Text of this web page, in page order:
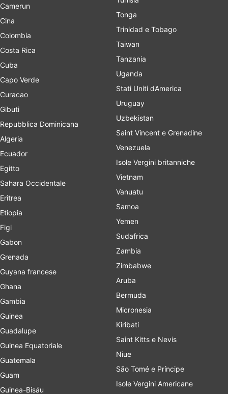
Camerun
Cina
Colombia
Costa Rica
Cuba
Capo Verde
Curacao
Gibuti
Repubblica Dominicana
Algeria
Ecuador
Egitto
Sahara Occidentale
Eritrea
Etiopia
Figi
Gabon
Grenada
Guyana francese
Ghana
Gambia
Guinea
Guadalupe
Guinea Equatoriale
Guatemala
Guam
Guinea-Bisáu
Tonga
Trinidad e Tobago
Taiwan
Tanzania
Uganda
Stati Uniti dAmerica
Uruguay
Uzbekistan
Saint Vincent e Grenadine
Venezuela
Isole Vergini britanniche
Vietnam
Vanuatu
Samoa
Yemen
Sudafrica
Zambia
Zimbabwe
Aruba
Bermuda
Micronesia
Kiribati
Saint Kitts e Nevis
Niue
São Tomé e Príncipe
Isole Vergini Americane